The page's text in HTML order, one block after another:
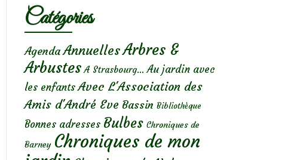
Catégories
Agenda AnnuellesArbres &
Arbustes A Strasbourg... Au jardin avec
les enfants Avec L'Association des
Amis d'André Eve Bassin Bibliothèque
Bonnes adresses Bulbes Chroniques de
Barney Chroniques de mon